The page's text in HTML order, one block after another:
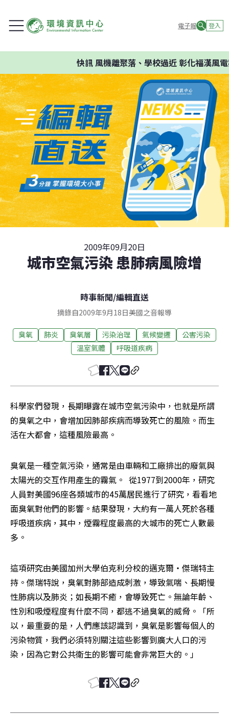
電子報 登入
快訊風機離聚落、學校過近 彰化福漢風電
2009年09月20日
城市空氣污染 患肺病風險增
時事新聞/編輯直送
摘錄自2009年9月18日美國之音報導
臭氧 肺炎 臭氧層 污染治理 氣候變遷
公害污染
溫室氣體
呼吸道疾病
科學家們發現，長期曝露在城市空氣污染中，也就是所謂
的臭氧之中，會增加因肺部疾病而導致死亡的風險。而生
活在大都會，這種風險最高。
臭氧是一種空氣污染，通常是由車輛和工廠排出的廢氣與
太陽光的交互作用產生的霧氣。  從1977到2000年，研究
人員對美國96座各類城市的45萬居民進行了研究，看看地
面臭氧對他們的影響。結果發現，大約有一萬人死於各種
呼吸道疾病，其中，煙霧程度最高的大城市的死亡人數最
多。
這項研究由美國加州大學伯克利分校的邁克爾‧傑瑞特主
持。傑瑞特說，臭氧對肺部造成刺激，導致氣喘、長期慢
性肺病以及肺炎；如長期不癒，會導致死亡。無論年齡、
性別和吸煙程度有什麼不同，都逃不過臭氧的威脅。「所
以，最重要的是，人們應該認識到，臭氧是影響每個人的
污染物質，我們必須特別關注這些影響到廣大人口的污
染，因為它對公共衛生的影響可能會非常巨大的。」